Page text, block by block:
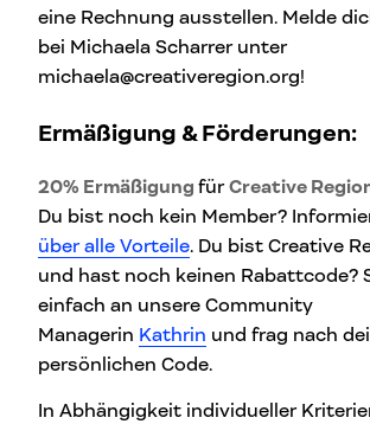
eine Rechnung ausstellen. Melde
bei Michaela Scharrer unter
michaela@creativeregion.org!
Ermäßigung & Förderungen:
20% Ermäßigung fürCreative
Du bist noch kein Member?
über alle Vorteile. Du bist Creative
und hast noch keinen Rabattcode?
einfach an unsere Community
Managerin Kathrin und frag nach
persönlichen Code.
In Abhängigkeit individueller